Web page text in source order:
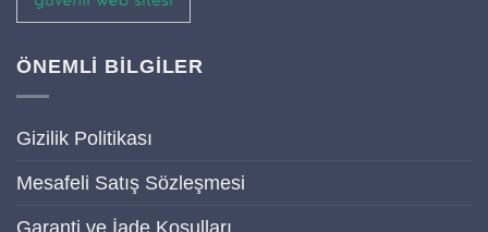
ÖNEMLİ BİLGİLER
Gizilik Politikası
Mesafeli Satış Sözleşmesi